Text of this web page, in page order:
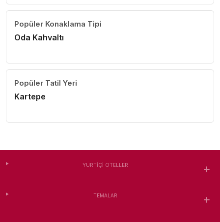
Popüler Konaklama Tipi
Oda Kahvaltı
Popüler Tatil Yeri
Kartepe
YURTIÇI OTELLER
TEMALAR